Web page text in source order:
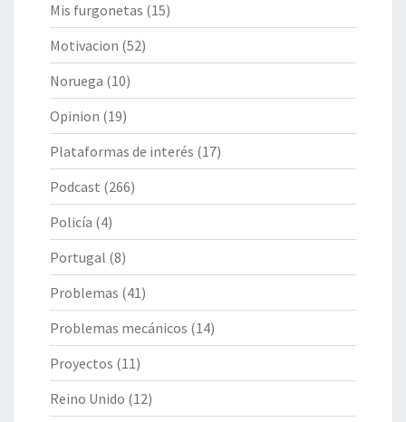
Mis furgonetas (15)
Motivacion (52)
Noruega (10)
Opinion (19)
Plataformas de interés (17)
Podcast (266)
Policía (4)
Portugal (8)
Problemas (41)
Problemas mecánicos (14)
Proyectos (11)
Reino Unido (12)